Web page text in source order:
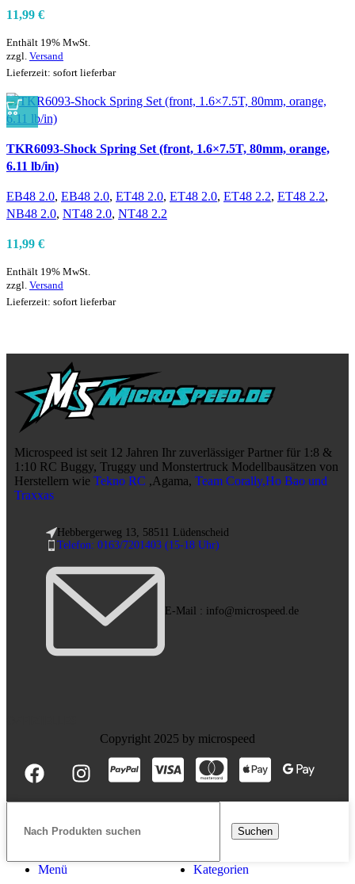
11,99 €
Enthält 19% MwSt.
zzgl. Versand
Lieferzeit: sofort lieferbar
Schnellansicht
Zur Wunschliste hinzufügen
TKR6093-Shock Spring Set (front, 1.6×7.5T, 80mm, orange,
6.11 lb/in)
EB48 2.0, EB48 2.0, ET48 2.0, ET48 2.0, ET48 2.2, ET48 2.2,
NB48 2.0, NT48 2.0, NT48 2.2
11,99 €
Enthält 19% MwSt.
zzgl. Versand
Lieferzeit: sofort lieferbar
Microspeed ist seit 12 Jahren Ihr zuverlässiger Partner für 1:8 &
1:10 RC Buggy, Truggy und Monstertruck Modellbausätzen von
Herstellern wie Tekno RC ,Agama, Team Corally,Ho Bao und
Traxxas
Hebbergerweg 13, 58511 Lüdenscheid
Telefon: 0163/7201403 (15-18 Uhr)
E-Mail : info@microspeed.de
Copyright 2025 by microspeed
Suchen
Menü Kategorien